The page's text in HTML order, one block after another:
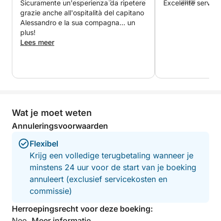
Sicuramente un'esperienza da ripetere
grazie anche all'ospitalità del capitano
Alessandro e la sua compagna... un
plus!
Lees meer
2026
Excelente service
Wat je moet weten
Annuleringsvoorwaarden
Flexibel
Krijg een volledige terugbetaling wanneer je
minstens 24 uur voor de start van je boeking
annuleert (exclusief servicekosten en
commissie)
Herroepingsrecht voor deze boeking: